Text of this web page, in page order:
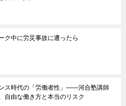
ク中に労災事故に遭ったら
ス時代の「労働者性」――河合塾講師
自由な働き方と本当のリスク